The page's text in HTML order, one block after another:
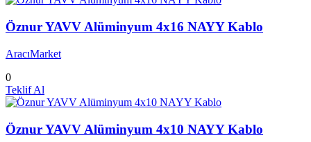
Öznur YAVV Alüminyum 4x16 NAYY Kablo
AracıMarket
0
Teklif Al
Öznur YAVV Alüminyum 4x10 NAYY Kablo